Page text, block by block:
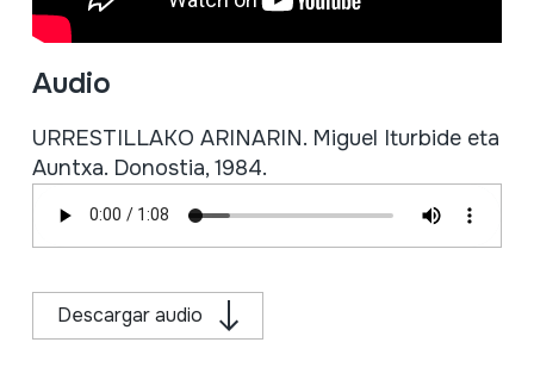
Audio
URRESTILLAKO ARINARIN. Miguel Iturbide eta
Auntxa. Donostia, 1984.
Descargar audio